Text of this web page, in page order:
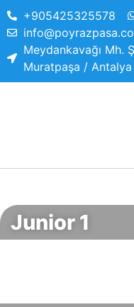
+905425325578
Meydankavağı Mh.
Muratpaşa / Antalya
Junior 1